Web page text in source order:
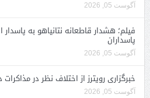
آگوست 05, 2026
فیلم؛ هشدار قاطعانه نتانیاهو به
پاسداران
آگوست 05, 2026
خبرگزاری رویترز از اختلاف نظر در
آگوست 05, 2026